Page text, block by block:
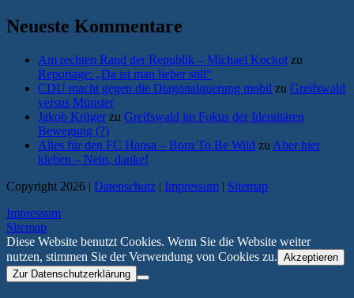
Neueste Kommentare
Am rechten Rand der Republik – Michael Kockot zu
Reportage: „Da ist man lieber still“
CDU macht gegen die Diagonalquerung mobil zu Greifswald
versus Münster
Jakob Krüger zu Greifswald im Fokus der Identitären
Bewegung (?)
Alles für den FC Hansa – Born To Be Wild zu Aber hier
kleben – Nein, danke!
Copyright 2026 | Datenschutz | Impressum | Sitemap
Impressum
Sitemap
Diese Website benutzt Cookies. Wenn Sie die Website weiter
nutzen, stimmen Sie der Verwendung von Cookies zu. Akzeptieren
Zur Datenschutzerklärung